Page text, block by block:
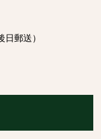
郵送）